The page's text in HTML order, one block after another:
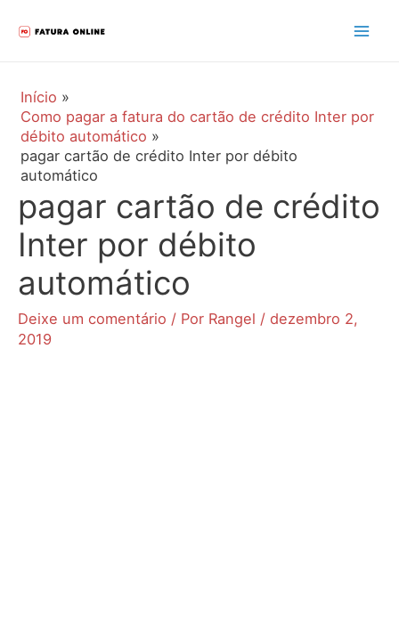
para
conteúdo
Início
Como pagar a fatura do cartão de crédito Inter por
débito automático
pagar cartão de crédito Inter por débito
automático
pagar cartão de crédito
Inter por débito
automático
Deixe um comentário / Por Rangel / dezembro 2,
2019